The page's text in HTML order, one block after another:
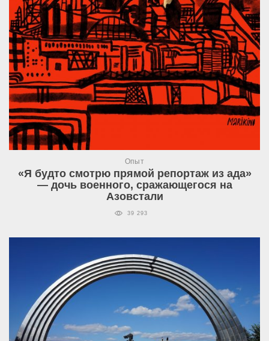
Опыт
«Я будто смотрю прямой репортаж из ада»
— дочь военного, сражающегося на
Азовстали
39 293